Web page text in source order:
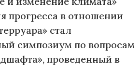
прогресса в отношении
стал
симпозиум по вопросам
проведенный в